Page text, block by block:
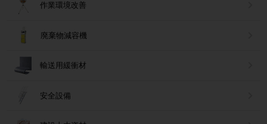
作業環境改善
廃棄物減容機
輸送用緩衝材
安全設備